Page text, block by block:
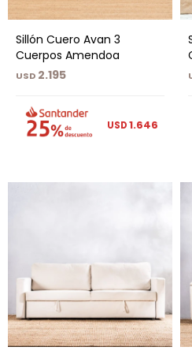
Sillón Cuero Avan 3
Cuerpos Amendoa
USD 2.195
USD1.646